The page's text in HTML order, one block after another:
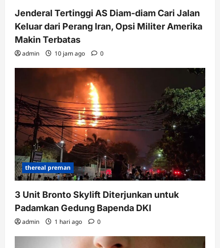
Jenderal Tertinggi AS Diam-diam Cari Jalan
Keluar dari Perang Iran, Opsi Militer Amerika
Makin Terbatas
admin 10 jam ago 0
thereal preman
3 Unit Bronto Skylift Diterjunkan untuk
Padamkan Gedung Bapenda DKI
admin 1 hari ago 0